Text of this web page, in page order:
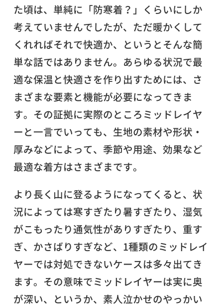
た頃は、単純に「防寒着？」くらいにしか
考えていませんでしたが、ただ暖かくして
くれればそれで快適か、というとそんな簡
単な話ではありません。あらゆる状況で最
適な保温と快適さを作り出すためには、さ
まざまな要素と機能が必要になってきま
す。その証拠に実際のところミッドレイヤ
ーと一言でいっても、生地の素材や形状・
厚みなどによって、季節や用途、効果など
最適な着方はさまざまです。
より長く山に登るようになってくると、状
況によっては寒すぎたり暑すぎたり、湿気
がこもったり通気性がありすぎたり、重す
ぎ、かさばりすぎなど、1種類のミッドレイ
ヤーでは対処できないケースは多々出てき
ます。その意味でミッドレイヤーは実に奥
が深い、というか、素人泣かせのやっかい